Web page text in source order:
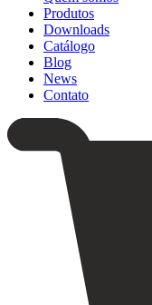
Produtos
Downloads
Catálogo
Blog
News
Contato